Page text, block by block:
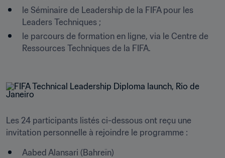
le Séminaire de Leadership de la FIFA pour les
Leaders Techniques ;
le parcours de formation en ligne, via le Centre de
Ressources Techniques de la FIFA.
Les 24 participants listés ci-dessous ont reçu une
invitation personnelle à rejoindre le programme :
Aabed Alansari (Bahreïn)